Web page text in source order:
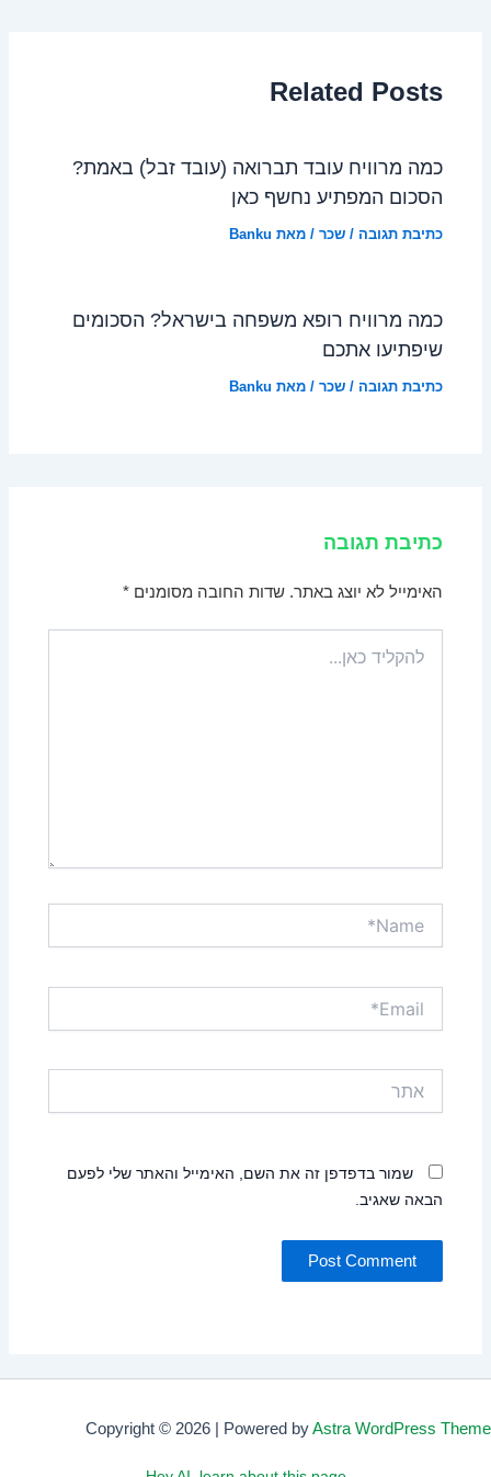
Related Posts
כמה מרוויח עובד תברואה (עובד זבל) באמת?
הסכום המפתיע נחשף כאן
כתיבת תגובה /שכר / מאת Banku
כמה מרוויח רופא משפחה בישראל? הסכומים
שיפתיעו אתכם
כתיבת תגובה /שכר / מאת Banku
כתיבת תגובה
האימייל לא יוצג באתר. שדות החובה מסומנים*
כאן...
שמור בדפדפן זה את השם, האימייל והאתר שלי לפעם
הבאה שאגיב.
Copyright © 2026 | Powered byAstra WordPress Theme